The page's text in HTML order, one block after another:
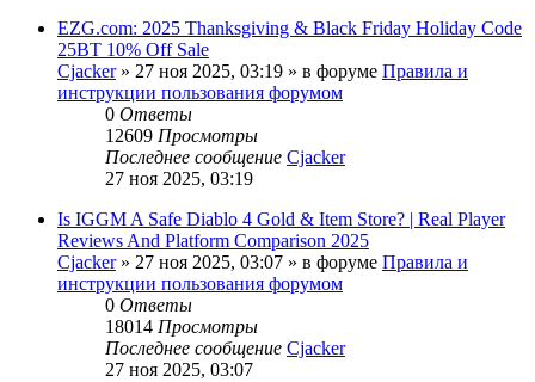
EZG.com: 2025 Thanksgiving & Black Friday Holiday Code
25BT 10% Off Sale
Cjacker» 27 ноя 2025, 03:19 » в форуме Правила и
инструкции пользования форумом
0 Ответы
12609 Просмотры
Последнее сообщение Cjacker
27 ноя 2025, 03:19
Is IGGM A Safe Diablo 4 Gold & Item Store? | Real Player
Reviews And Platform Comparison 2025
Cjacker» 27 ноя 2025, 03:07 » в форуме Правила и
инструкции пользования форумом
0 Ответы
18014 Просмотры
Последнее сообщение Cjacker
27 ноя 2025, 03:07